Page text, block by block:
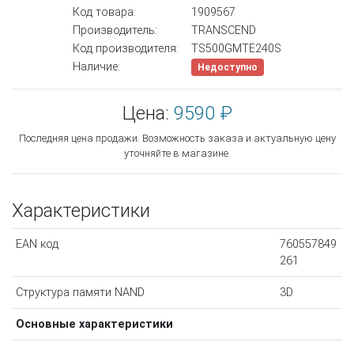
Код товара:
1909567
Производитель:
TRANSCEND
Код производителя:
TS500GMTE240S
Наличие:
Недоступно
Цена: 9590 ₽
Последняя цена продажи. Возможность заказа и актуальную цену
уточняйте в магазине.
Характеристики
EAN код
760557849
261
Структура памяти NAND 3D
Основные характеристики